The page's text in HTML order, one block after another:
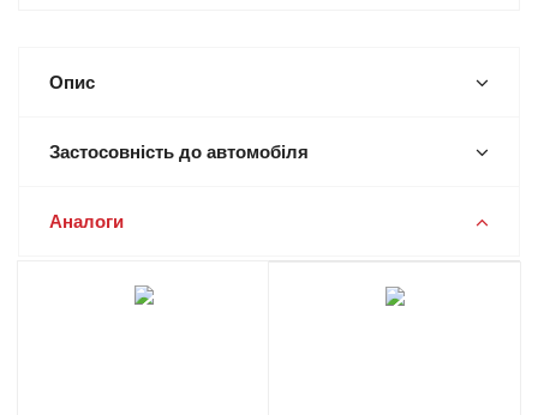
Опис
Застосовність до автомобіля
Аналоги